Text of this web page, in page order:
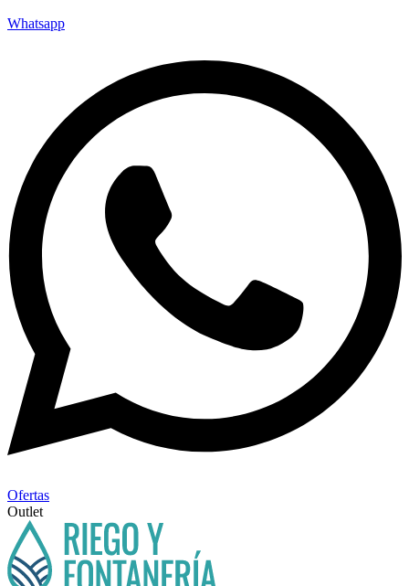
Whatsapp
Ofertas
Outlet